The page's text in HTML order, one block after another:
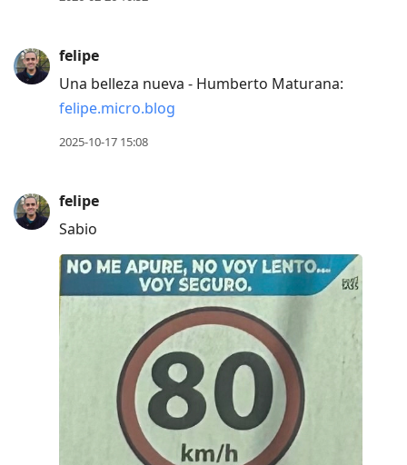
previous
post,
current
post,
felipe
Una belleza nueva - Humberto Maturana:
felipe.micro.blog
2025-10-17 15:08
felipe
Sabio